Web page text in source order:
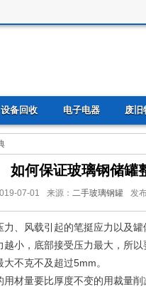
设备回收 电子电器 废旧
如何保证玻璃钢储罐
07-01 来源： 二手玻璃钢罐 发
力、风载引起的笔挺应力以及
越小，底部接受压力最大，所
不克不及超过5mm。
用材量要比厚度不变的用裁量